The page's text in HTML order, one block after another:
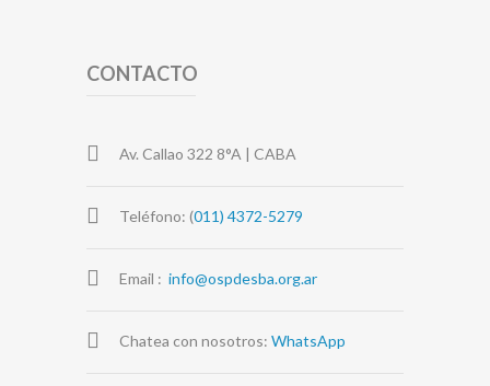
CONTACTO
Av. Callao 322 8°A | CABA
Teléfono: (011) 4372-5279
Email : info@ospdesba.org.ar
Chatea con nosotros: WhatsApp